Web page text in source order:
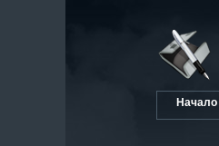
Начало